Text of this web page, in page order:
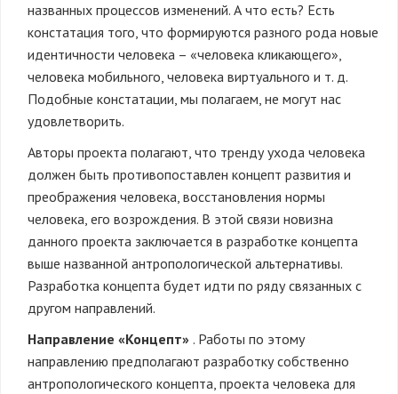
названных процессов изменений. А что есть? Есть
констатация того, что формируются разного рода новые
идентичности человека – «человека кликающего»,
человека мобильного, человека виртуального и т. д.
Подобные констатации, мы полагаем, не могут нас
удовлетворить.
Авторы проекта полагают, что тренду ухода человека
должен быть противопоставлен концепт развития и
преображения человека, восстановления нормы
человека, его возрождения. В этой связи новизна
данного проекта заключается в разработке концепта
выше названной антропологической альтернативы.
Разработка концепта будет идти по ряду связанных с
другом направлений.
Направление «Концепт» . Работы по этому
направлению предполагают разработку собственно
антропологического концепта, проекта человека для